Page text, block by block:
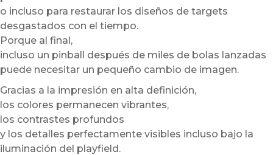
o incluso para restaurar los diseños de targets
desgastados con el tiempo.
Porque al final,
incluso un pinball después de miles de bolas lanzadas
puede necesitar un pequeño cambio de imagen.
Gracias a la impresión en alta definición,
los colores permanecen vibrantes,
los contrastes profundos
y los detalles perfectamente visibles incluso bajo la
iluminación del playfield.